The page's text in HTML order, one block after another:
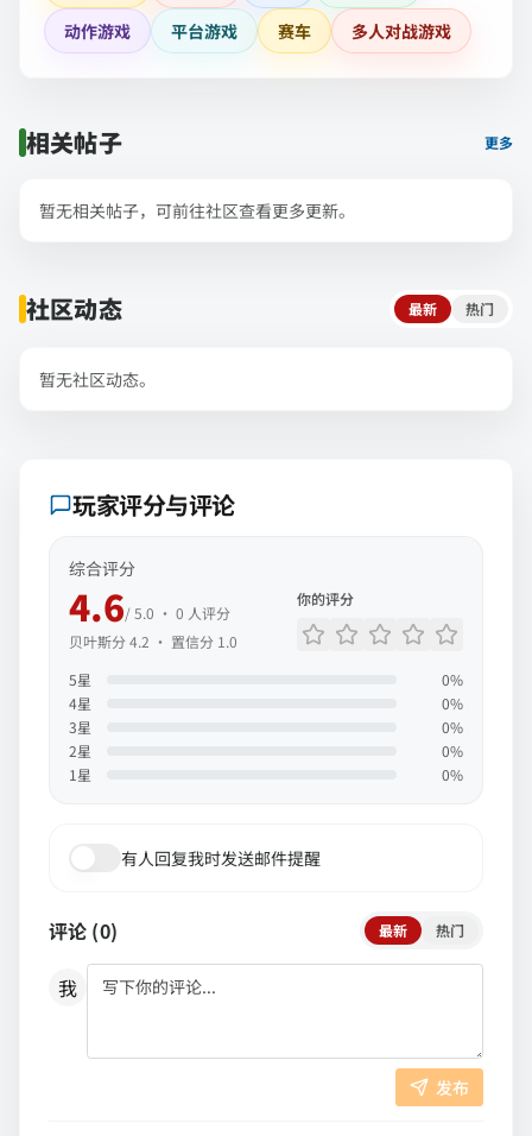
动作游戏
平台游戏 赛车 多人对战游戏
相关帖子 更多
暂无相关帖子，可前往社区查看更多更新。
社区动态 最新 热门
暂无社区动态。
玩家评分与评论
综合评分
4.6/ 5.0 · 0 人评分
贝叶斯分4.2 · 置信分 1.0
你的评分
5星 0%
4星 0%
3星 0%
2星 0%
1 星 0%
有人回复我时发送邮件提醒
评论 (0) 最新 热门
我
发布